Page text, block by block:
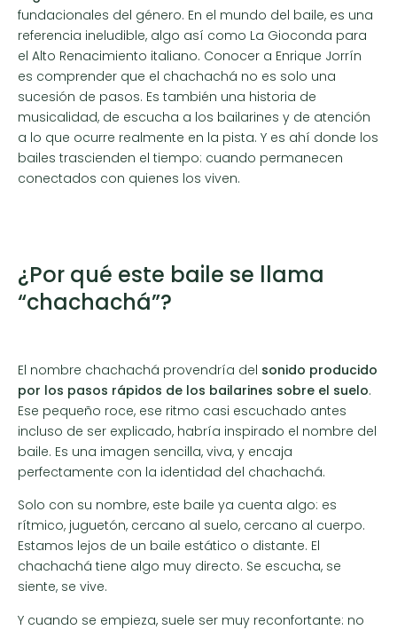
fundacionales del género. En el mundo del baile, es una
referencia ineludible, algo así como La Gioconda para
el Alto Renacimiento italiano. Conocer a Enrique Jorrín
es comprender que el chachachá no es solo una
sucesión de pasos. Es también una historia de
musicalidad, de escucha a los bailarines y de atención
a lo que ocurre realmente en la pista. Y es ahí donde los
bailes trascienden el tiempo: cuando permanecen
conectados con quienes los viven.
¿Por qué este baile se llama
“chachachá”?
El nombre chachachá provendría del sonido producido
por los pasos rápidos de los bailarines sobre el suelo.
Ese pequeño roce, ese ritmo casi escuchado antes
incluso de ser explicado, habría inspirado el nombre del
baile. Es una imagen sencilla, viva, y encaja
perfectamente con la identidad del chachachá.
Solo con su nombre, este baile ya cuenta algo: es
rítmico, juguetón, cercano al suelo, cercano al cuerpo.
Estamos lejos de un baile estático o distante. El
chachachá tiene algo muy directo. Se escucha, se
siente, se vive.
Y cuando se empieza, suele ser muy reconfortante: no